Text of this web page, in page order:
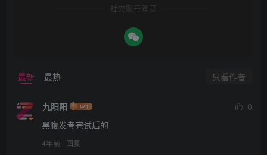
社交账号登录
最新 最热 只看作者
九阳阳
0
黑腹发考完试后的
4年前 回复